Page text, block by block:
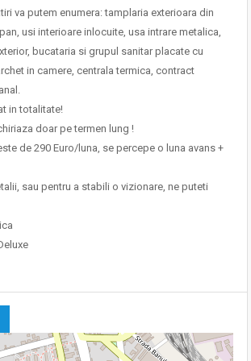
va putem enumera: tamplaria exterioara din
usi interioare inlocuite, usa intrare metalica,
bucataria si grupul sanitar placate cu
in camere, centrala termica, contract
in totalitate!
doar pe termen lung !
de 290 Euro/luna, se percepe o luna avans +
sau pentru a stabili o vizionare, ne puteti